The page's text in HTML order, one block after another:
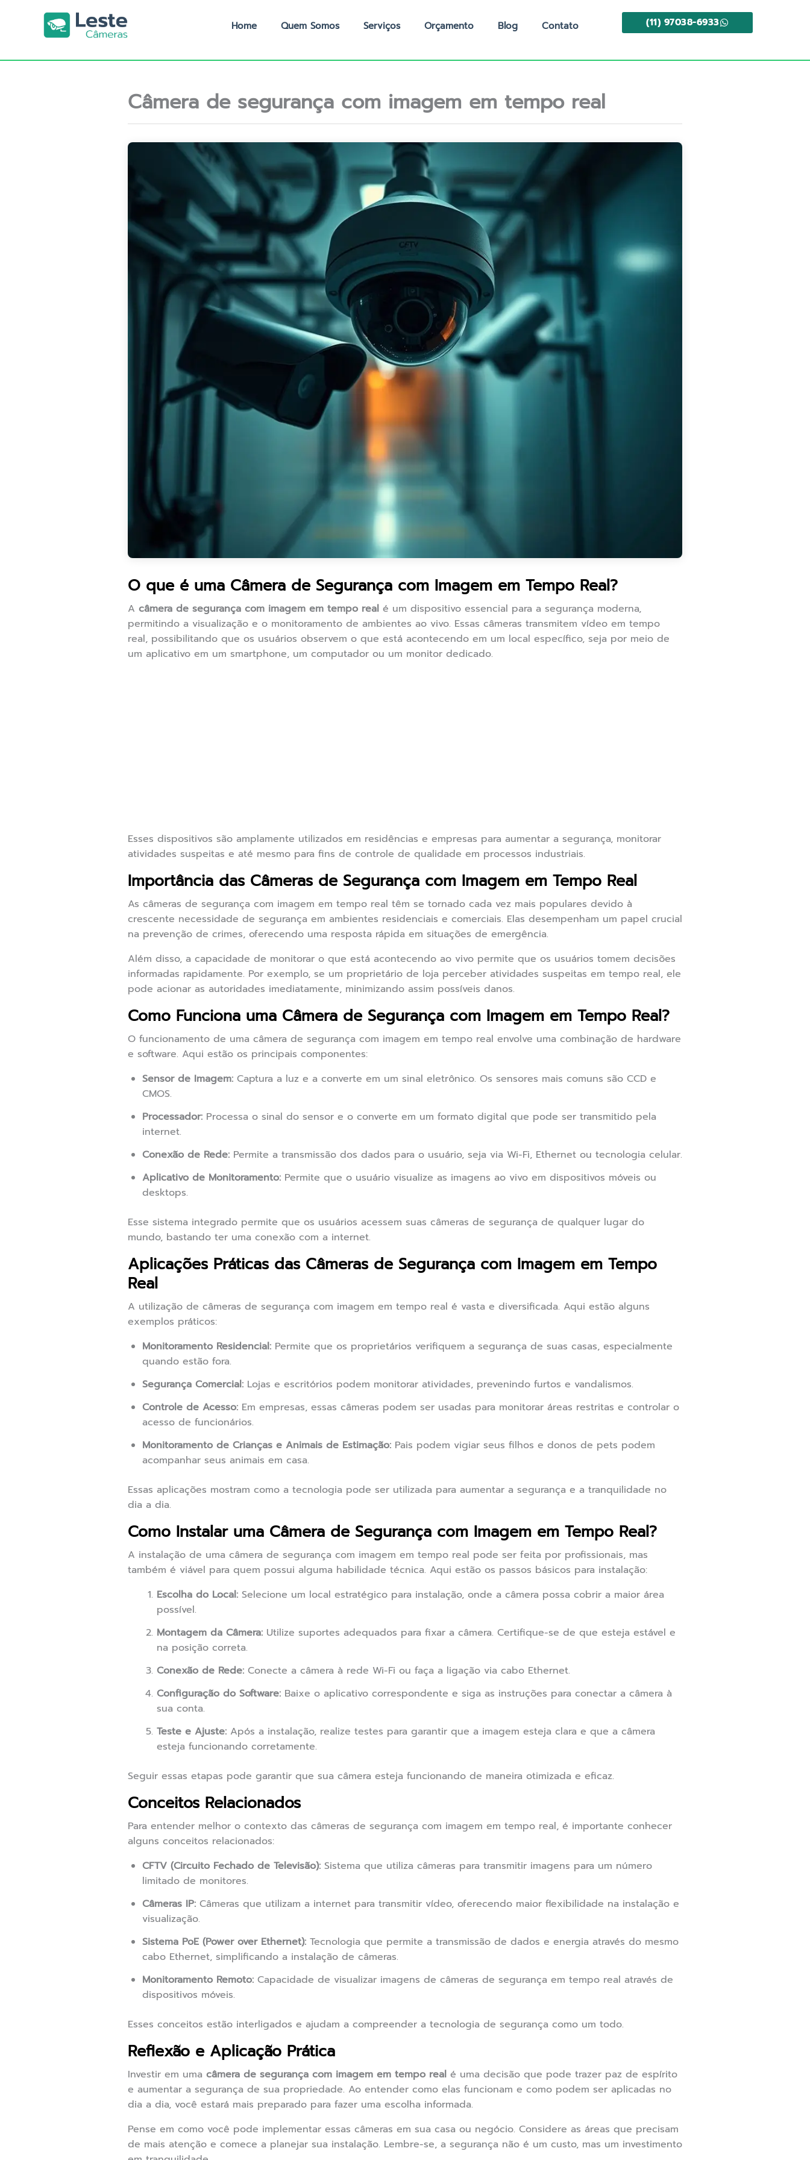
Home Quem Somos Serviços Orçamento Blog Contato (11) 97038-6933
Câmera de segurança com imagem em tempo real
O que é uma Câmera de Segurança com Imagem em Tempo Real?
A câmera de segurança com imagem em tempo real é um dispositivo essencial para a segurança moderna,
permitindo a visualização e o monitoramento de ambientes ao vivo. Essas câmeras transmitem vídeo em tempo
real, possibilitando que os usuários observem o que está acontecendo em um local específico, seja por meio de
um aplicativo em um smartphone, um computador ou um monitor dedicado.
Esses dispositivos são amplamente utilizados em residências e empresas para aumentar a segurança, monitorar
atividades suspeitas e até mesmo para fins de controle de qualidade em processos industriais.
Importância das Câmeras de Segurança com Imagem em Tempo Real
As câmeras de segurança com imagem em tempo real têm se tornado cada vez mais populares devido à
crescente necessidade de segurança em ambientes residenciais e comerciais. Elas desempenham um papel crucial
na prevenção de crimes, oferecendo uma resposta rápida em situações de emergência.
Além disso, a capacidade de monitorar o que está acontecendo ao vivo permite que os usuários tomem decisões
informadas rapidamente. Por exemplo, se um proprietário de loja perceber atividades suspeitas em tempo real, ele
pode acionar as autoridades imediatamente, minimizando assim possíveis danos.
Como Funciona uma Câmera de Segurança com Imagem em Tempo Real?
O funcionamento de uma câmera de segurança com imagem em tempo real envolve uma combinação de hardware
e software. Aqui estão os principais componentes:
Sensor de Imagem: Captura a luz e a converte em um sinal eletrônico. Os sensores mais comuns são CCD e
CMOS.
Processador: Processa o sinal do sensor e o converte em um formato digital que pode ser transmitido pela
internet.
Conexão de Rede: Permite a transmissão dos dados para o usuário, seja via Wi-Fi, Ethernet ou tecnologia celular.
Aplicativo de Monitoramento: Permite que o usuário visualize as imagens ao vivo em dispositivos móveis ou
desktops.
Esse sistema integrado permite que os usuários acessem suas câmeras de segurança de qualquer lugar do
mundo, bastando ter uma conexão com a internet.
Aplicações Práticas das Câmeras de Segurança com Imagem em Tempo
Real
A utilização de câmeras de segurança com imagem em tempo real é vasta e diversificada. Aqui estão alguns
exemplos práticos:
Monitoramento Residencial: Permite que os proprietários verifiquem a segurança de suas casas, especialmente
quando estão fora.
Segurança Comercial: Lojas e escritórios podem monitorar atividades, prevenindo furtos e vandalismos.
Controle de Acesso: Em empresas, essas câmeras podem ser usadas para monitorar áreas restritas e controlar o
acesso de funcionários.
Monitoramento de Crianças e Animais de Estimação: Pais podem vigiar seus filhos e donos de pets podem
acompanhar seus animais em casa.
Essas aplicações mostram como a tecnologia pode ser utilizada para aumentar a segurança e a tranquilidade no
dia a dia.
Como Instalar uma Câmera de Segurança com Imagem em Tempo Real?
A instalação de uma câmera de segurança com imagem em tempo real pode ser feita por profissionais, mas
também é viável para quem possui alguma habilidade técnica. Aqui estão os passos básicos para instalação:
Escolha do Local: Selecione um local estratégico para instalação, onde a câmera possa cobrir a maior área
possível.
Montagem da Câmera: Utilize suportes adequados para fixar a câmera. Certifique-se de que esteja estável e
na posição correta.
Conexão de Rede: Conecte a câmera à rede Wi-Fi ou faça a ligação via cabo Ethernet.
Configuração do Software: Baixe o aplicativo correspondente e siga as instruções para conectar a câmera à
sua conta.
Teste e Ajuste: Após a instalação, realize testes para garantir que a imagem esteja clara e que a câmera
esteja funcionando corretamente.
Seguir essas etapas pode garantir que sua câmera esteja funcionando de maneira otimizada e eficaz.
Conceitos Relacionados
Para entender melhor o contexto das câmeras de segurança com imagem em tempo real, é importante conhecer
alguns conceitos relacionados:
CFTV (Circuito Fechado de Televisão): Sistema que utiliza câmeras para transmitir imagens para um número
limitado de monitores.
Câmeras IP: Câmeras que utilizam a internet para transmitir vídeo, oferecendo maior flexibilidade na instalação e
visualização.
Sistema PoE (Power over Ethernet): Tecnologia que permite a transmissão de dados e energia através do mesmo
cabo Ethernet, simplificando a instalação de câmeras.
Monitoramento Remoto: Capacidade de visualizar imagens de câmeras de segurança em tempo real através de
dispositivos móveis.
Esses conceitos estão interligados e ajudam a compreender a tecnologia de segurança como um todo.
Reflexão e Aplicação Prática
Investir em uma câmera de segurança com imagem em tempo real é uma decisão que pode trazer paz de espírito
e aumentar a segurança de sua propriedade. Ao entender como elas funcionam e como podem ser aplicadas no
dia a dia, você estará mais preparado para fazer uma escolha informada.
Pense em como você pode implementar essas câmeras em sua casa ou negócio. Considere as áreas que precisam
de mais atenção e comece a planejar sua instalação. Lembre-se, a segurança não é um custo, mas um investimento